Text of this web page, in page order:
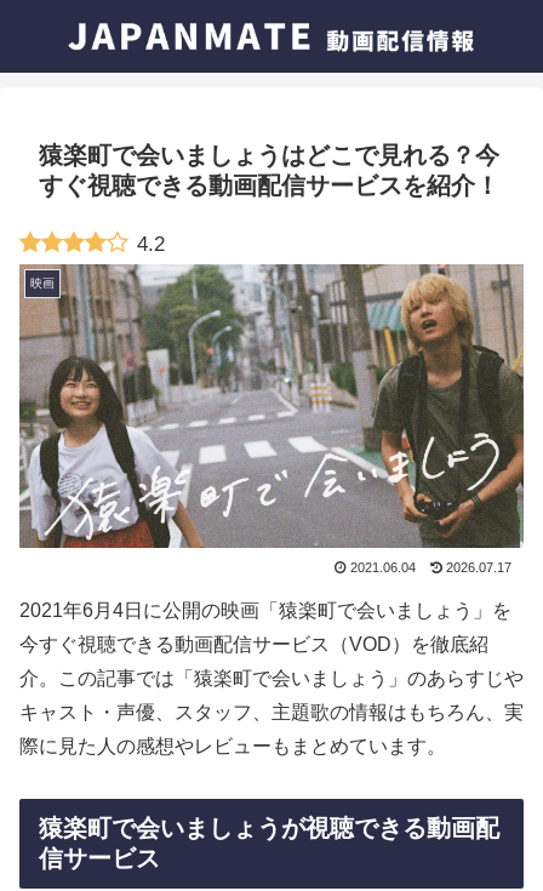
猿楽町で会いましょうはどこで見れる？今
すぐ視聴できる動画配信サービスを紹介！
4.2
映画
2021.06.04 2026.07.17
2021年6月4日に公開の映画「猿楽町で会いましょう」を
今すぐ視聴できる動画配信サービス（VOD）を徹底紹
介。この記事では「猿楽町で会いましょう」のあらすじや
キャスト・声優、スタッフ、主題歌の情報はもちろん、実
際に見た人の感想やレビューもまとめています。
猿楽町で会いましょうが視聴できる動画配
信サービス